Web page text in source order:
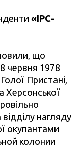
«ІРС-
що
, 8 червня 1978
Пристані,
Херсонської
нагляду
окупантами
колонии